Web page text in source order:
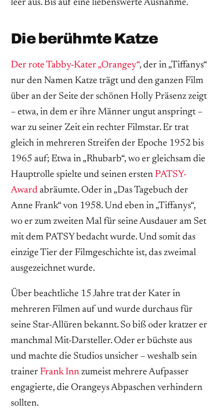
leer aus. Bis auf eine liebenswerte Ausnahme.
Die berühmte Katze
Der rote Tabby-Kater „Orangey“, der in „Tiffanys“
nur den Namen Katze trägt und den ganzen Film
über an der Seite der schönen Holly Präsenz zeigt
– etwa, in dem er ihre Männer ungut anspringt –
war zu seiner Zeit ein rechter Filmstar. Er trat
gleich in mehreren Streifen der Epoche 1952 bis
1965 auf; Etwa in „Rhubarb“, wo er gleichsam die
Hauptrolle spielte und seinen ersten PATSY-
Award abräumte. Oder in „Das Tagebuch der
Anne Frank“ von 1958. Und eben in „Tiffanys“,
wo er zum zweiten Mal für seine Ausdauer am Set
mit dem PATSY bedacht wurde. Und somit das
einzige Tier der Filmgeschichte ist, das zweimal
ausgezeichnet wurde.
Über beachtliche 15 Jahre trat der Kater in
mehreren Filmen auf und wurde durchaus für
seine Star-Allüren bekannt. So biß oder kratzer er
manchmal Mit-Darsteller. Oder er büchste aus
und machte die Studios unsicher – weshalb sein
trainer Frank Inn zumeist mehrere Aufpasser
engagierte, die Orangeys Abpaschen verhindern
sollten.